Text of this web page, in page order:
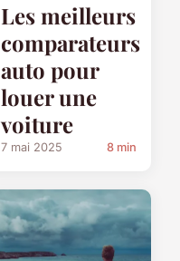
Les meilleurs
comparateurs
auto pour
louer une
voiture
7 mai 2025 8 min